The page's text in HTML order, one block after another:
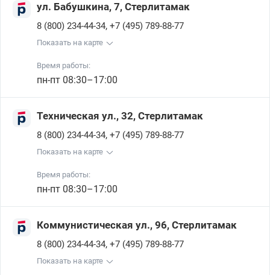
ул. Бабушкина, 7, Стерлитамак
8 (800) 234-44-34, +7 (495) 789-88-77
Показать на карте
Время работы:
пн-пт 08:30–17:00
Техническая ул., 32, Стерлитамак
8 (800) 234-44-34, +7 (495) 789-88-77
Показать на карте
Время работы:
пн-пт 08:30–17:00
Коммунистическая ул., 96, Стерлитамак
8 (800) 234-44-34, +7 (495) 789-88-77
Показать на карте